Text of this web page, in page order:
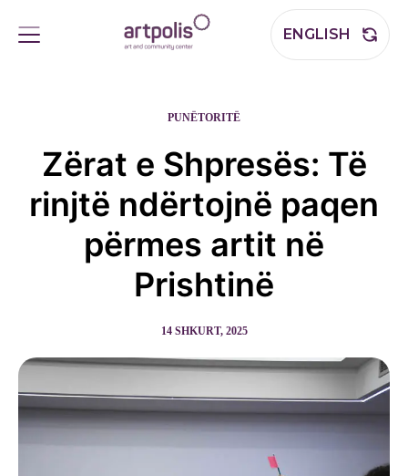
ENGLISH
PUNËTORITË
Zërat e Shpresës: Të
rinjtë ndërtojnë paqen
përmes artit në
Prishtinë
14 SHKURT, 2025